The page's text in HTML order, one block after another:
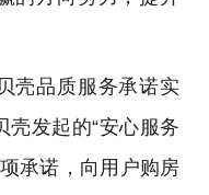
品质服务承诺实
发起的“安心服务
承诺，向用户购房